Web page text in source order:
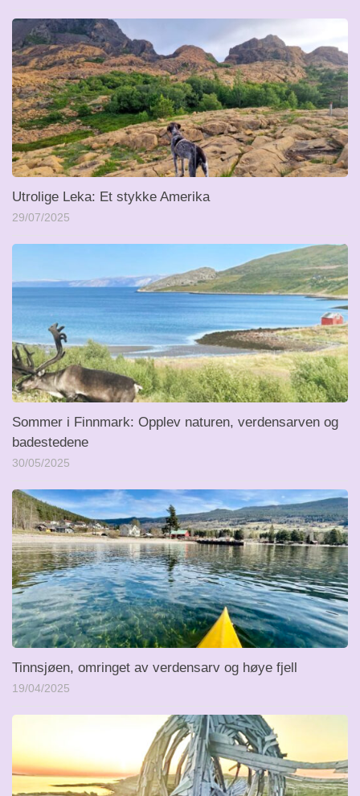
Utrolige Leka: Et stykke Amerika
29/07/2025
Sommer i Finnmark: Opplev naturen, verdensarven og
badestedene
30/05/2025
Tinnsjøen, omringet av verdensarv og høye fjell
19/04/2025